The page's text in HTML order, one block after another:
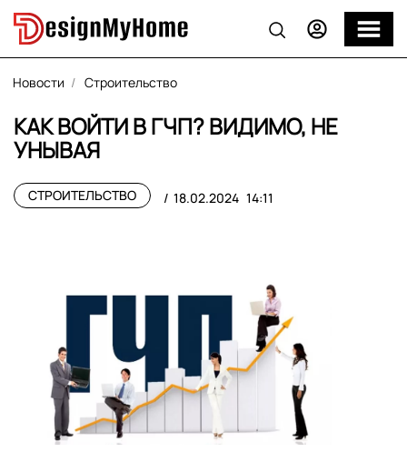
Новости Строительство
КАК ВОЙТИ В ГЧП? ВИДИМО, НЕ
УНЫВАЯ
СТРОИТЕЛЬСТВО 18.02.2024 14:11